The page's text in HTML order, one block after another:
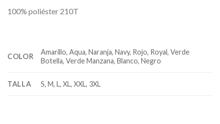
100% poliéster 210T
COLOR
Amarillo, Aqua, Naranja, Navy, Rojo, Royal, Verde
Botella, Verde Manzana, Blanco, Negro
TALLA S, M, L, XL, XXL, 3XL